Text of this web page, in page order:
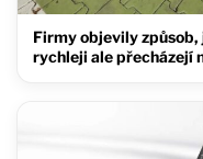
Firmy objevily způsob,
rychleji ale přecházejí